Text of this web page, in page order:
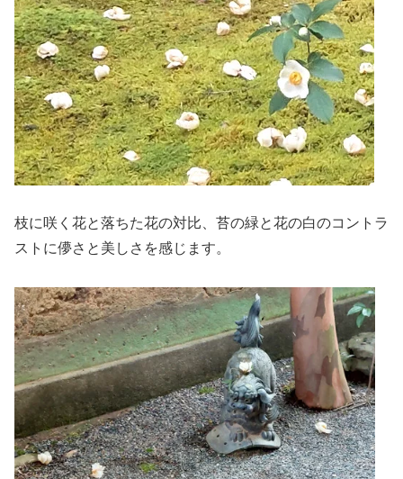
枝に咲く花と落ちた花の対比、苔の緑と花の白のコントラ
ストに儚さと美しさを感じます。